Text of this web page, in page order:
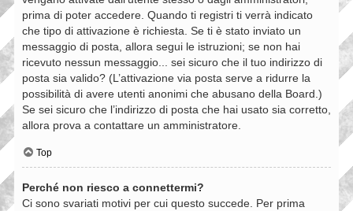
prima di poter accedere. Quando ti registri ti verrà indicato
che tipo di attivazione è richiesta. Se ti è stato inviato un
messaggio di posta, allora segui le istruzioni; se non hai
ricevuto nessun messaggio... sei sicuro che il tuo indirizzo di
posta sia valido? (L’attivazione via posta serve a ridurre la
possibilità di avere utenti anonimi che abusano della Board.)
Se sei sicuro che l’indirizzo di posta che hai usato sia corretto,
allora prova a contattare un amministratore.
Top
Perché non riesco a connettermi?
Ci sono svariati motivi per cui questo succede. Per prima